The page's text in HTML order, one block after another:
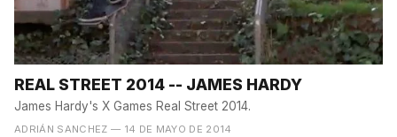
REAL STREET 2014 -- JAMES HARDY
James Hardy's X Games Real Street 2014.
ADRIÁN SANCHEZ — 14 DE MAYO DE 2014